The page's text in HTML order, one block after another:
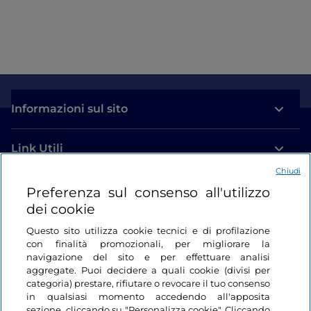
Informazioni sul sito
Link Utili
Login
Restiamo in contatto
Preferenza sul consenso all'utilizzo
dei cookie
Questo sito utilizza cookie tecnici e di profilazione
con finalità promozionali, per migliorare la
navigazione del sito e per effettuare analisi
aggregate. Puoi decidere a quali cookie (divisi per
categoria) prestare, rifiutare o revocare il tuo consenso
in qualsiasi momento accedendo all'apposita
Chiudi